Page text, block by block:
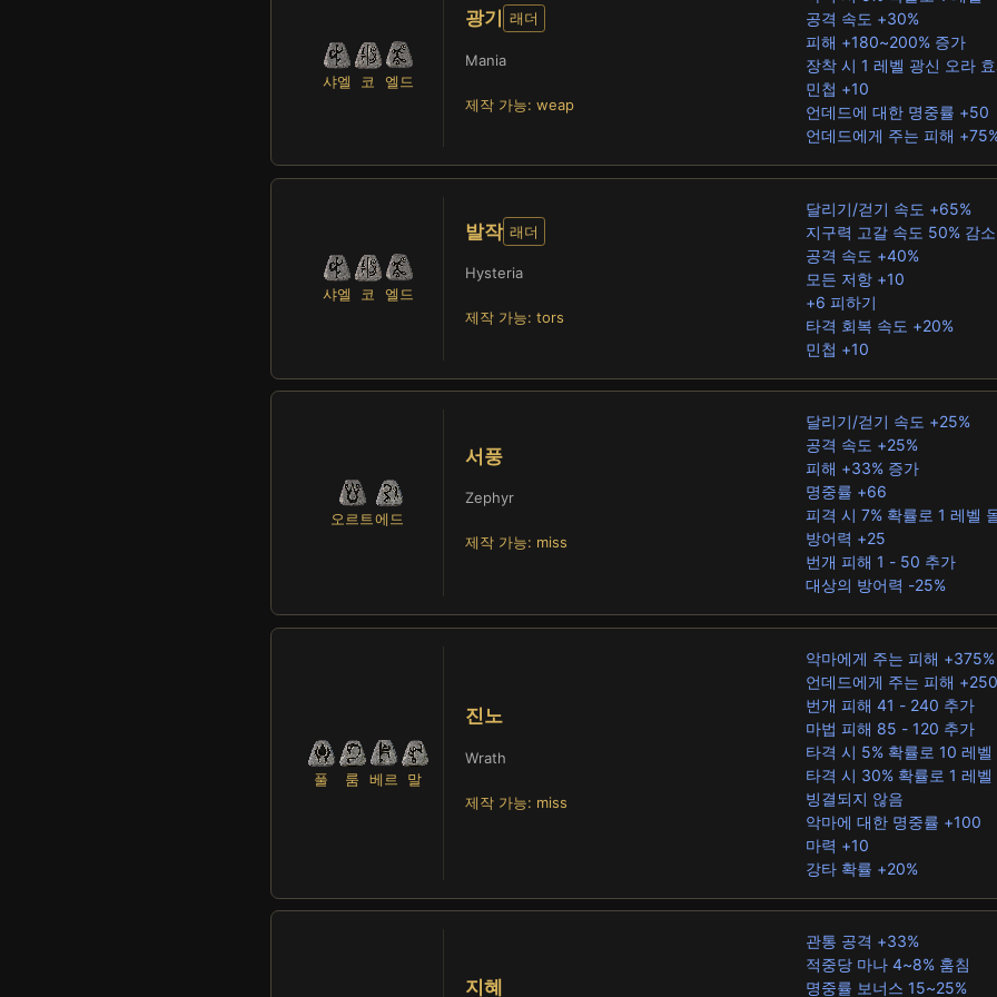
샤엘 코 엘드
광기 래더
Mania
제작 가능: weap
공격 속도 +30%
피해 +180~200% 증가
장착 시 1 레벨 광신 오라
민첩 +10
언데드에 대한 명중률 +50
언데드에게 주는 피해
샤엘 코 엘드
발작 래더
Hysteria
제작 가능: tors
달리기/걷기 속도 +65%
지구력 고갈 속도 50% 감소
공격 속도 +40%
모든 저항 +10
+6 피하기
타격 회복 속도 +20%
민첩 +10
오르트 에드
서풍
Zephyr
제작 가능: miss
달리기/걷기 속도 +25%
공격 속도 +25%
피해 +33% 증가
명중률 +66
피격 시 7% 확률로 1 레벨
방어력 +25
번개 피해 1 - 50 추가
대상의 방어력 -25%
풀 룸 베르 말
진노
Wrath
제작 가능: miss
악마에게 주는 피해 +375%
언데드에게 주는 피해
번개 피해 41 - 240 추가
마법 피해 85 - 120 추가
타격 시 5% 확률로 10 레
타격 시 30% 확률로 1 레벨
빙결되지 않음
악마에 대한 명중률 +100
마력 +10
강타 확률 +20%
지혜
관통 공격 +33%
적중당 마나 4~8% 훔침
명중률 보너스 15~25%